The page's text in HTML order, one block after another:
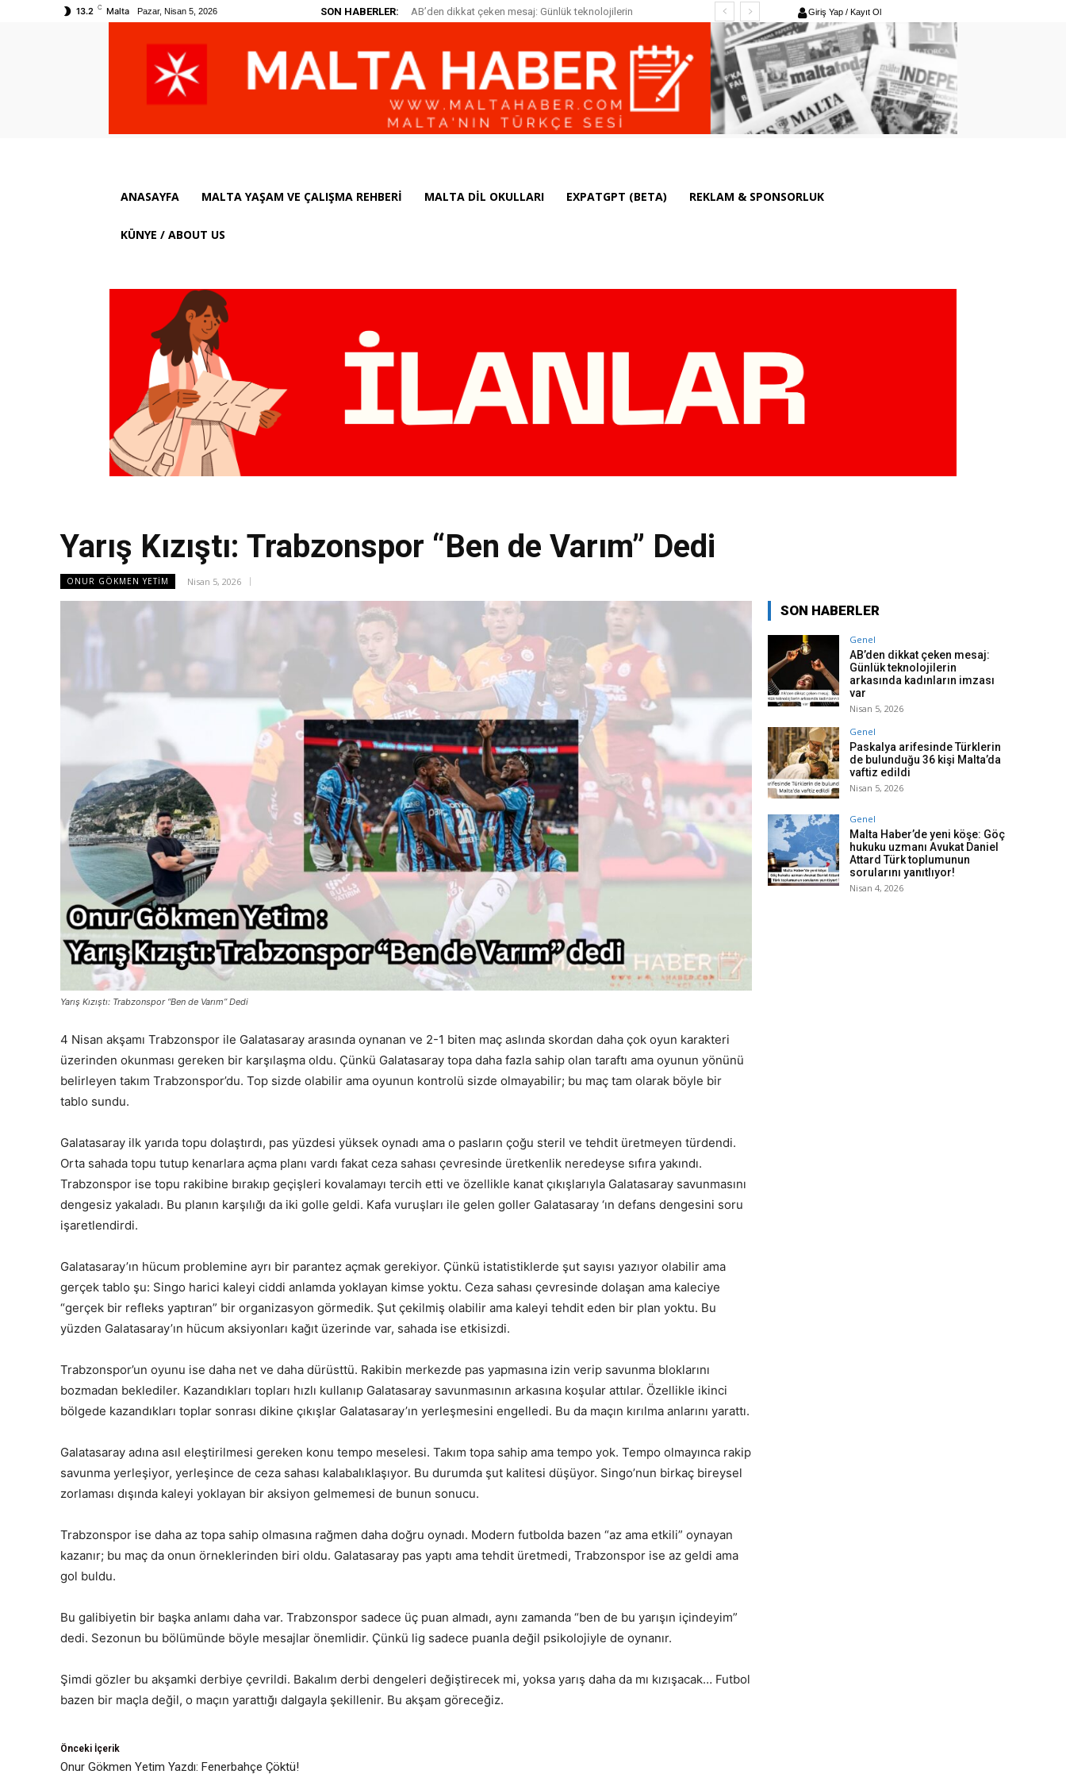
13.2 C Malta Pazar, Nisan 5, 2026 SON HABERLER:
AB’den dikkat çeken mesaj: Günlük teknolojilerin
Giriş Yap / Kayıt Ol
ANASAYFA MALTA YAŞAM VE ÇALIŞMA REHBERI MALTA DIL OKULLARI EXPATGPT (BETA) REKLAM & SPONSORLUK
KÜNYE / ABOUT US
Yarış Kızıştı: Trabzonspor “Ben de Varım” Dedi
ONUR GÖKMEN YETIM Nisan 5, 2026
Yarış Kızıştı: Trabzonspor “Ben de Varım” Dedi
4 Nisan akşamı Trabzonspor ile Galatasaray arasında oynanan ve 2-1 biten maç aslında skordan daha çok oyun karakteri
üzerinden okunması gereken bir karşılaşma oldu. Çünkü Galatasaray topa daha fazla sahip olan taraftı ama oyunun yönünü
belirleyen takım Trabzonspor’du. Top sizde olabilir ama oyunun kontrolü sizde olmayabilir; bu maç tam olarak böyle bir
tablo sundu.
Galatasaray ilk yarıda topu dolaştırdı, pas yüzdesi yüksek oynadı ama o pasların çoğu steril ve tehdit üretmeyen türdendi.
Orta sahada topu tutup kenarlara açma planı vardı fakat ceza sahası çevresinde üretkenlik neredeyse sıfıra yakındı.
Trabzonspor ise topu rakibine bırakıp geçişleri kovalamayı tercih etti ve özellikle kanat çıkışlarıyla Galatasaray savunmasını
dengesiz yakaladı. Bu planın karşılığı da iki golle geldi. Kafa vuruşları ile gelen goller Galatasaray ‘ın defans dengesini soru
işaretlendirdi.
Galatasaray’ın hücum problemine ayrı bir parantez açmak gerekiyor. Çünkü istatistiklerde şut sayısı yazıyor olabilir ama
gerçek tablo şu: Singo harici kaleyi ciddi anlamda yoklayan kimse yoktu. Ceza sahası çevresinde dolaşan ama kaleciye
“gerçek bir refleks yaptıran” bir organizasyon görmedik. Şut çekilmiş olabilir ama kaleyi tehdit eden bir plan yoktu. Bu
yüzden Galatasaray’ın hücum aksiyonları kağıt üzerinde var, sahada ise etkisizdi.
Trabzonspor’un oyunu ise daha net ve daha dürüsttü. Rakibin merkezde pas yapmasına izin verip savunma bloklarını
bozmadan beklediler. Kazandıkları topları hızlı kullanıp Galatasaray savunmasının arkasına koşular attılar. Özellikle ikinci
bölgede kazandıkları toplar sonrası dikine çıkışlar Galatasaray’ın yerleşmesini engelledi. Bu da maçın kırılma anlarını yarattı.
Galatasaray adına asıl eleştirilmesi gereken konu tempo meselesi. Takım topa sahip ama tempo yok. Tempo olmayınca rakip
savunma yerleşiyor, yerleşince de ceza sahası kalabalıklaşıyor. Bu durumda şut kalitesi düşüyor. Singo’nun birkaç bireysel
zorlaması dışında kaleyi yoklayan bir aksiyon gelmemesi de bunun sonucu.
Trabzonspor ise daha az topa sahip olmasına rağmen daha doğru oynadı. Modern futbolda bazen “az ama etkili” oynayan
kazanır; bu maç da onun örneklerinden biri oldu. Galatasaray pas yaptı ama tehdit üretmedi, Trabzonspor ise az geldi ama
gol buldu.
Bu galibiyetin bir başka anlamı daha var. Trabzonspor sadece üç puan almadı, aynı zamanda “ben de bu yarışın içindeyim”
dedi. Sezonun bu bölümünde böyle mesajlar önemlidir. Çünkü lig sadece puanla değil psikolojiyle de oynanır.
Şimdi gözler bu akşamki derbiye çevrildi. Bakalım derbi dengeleri değiştirecek mi, yoksa yarış daha da mı kızışacak… Futbol
bazen bir maçla değil, o maçın yarattığı dalgayla şekillenir. Bu akşam göreceğiz.
Önceki İçerik
Onur Gökmen Yetim Yazdı: Fenerbahçe Çöktü!
SON HABERLER
Genel
AB’den dikkat çeken mesaj:
Günlük teknolojilerin
arkasında kadınların imzası
var
Nisan 5, 2026
Genel
Paskalya arifesinde Türklerin
de bulunduğu 36 kişi Malta’da
vaftiz edildi
Nisan 5, 2026
Genel
Malta Haber’de yeni köşe: Göç
hukuku uzmanı Avukat Daniel
Attard Türk toplumunun
sorularını yanıtlıyor!
Nisan 4, 2026